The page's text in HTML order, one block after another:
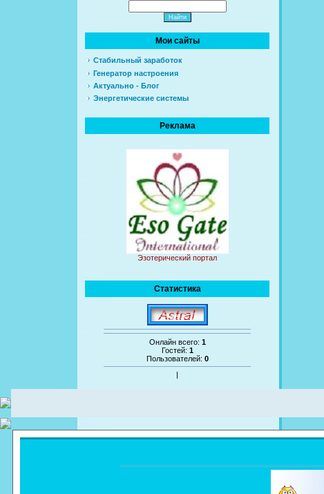
Мои сайты
Стабильный заработок
Генератор настроения
Актуально - Блог
Энергетические системы
Реклама
Эзотерический портал
Статистика
Онлайн всего: 1
Гостей: 1
Пользователей: 0